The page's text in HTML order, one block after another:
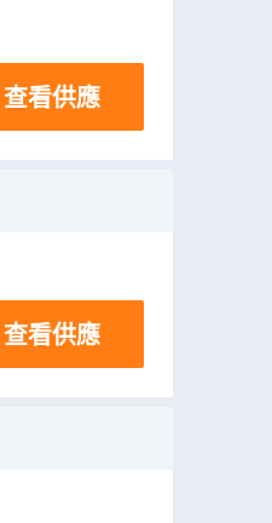
查看供應
查看供應